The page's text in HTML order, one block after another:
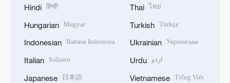
Hindi हिन्दी
Hungarian Magyar
Indonesian Bahasa Indonesia
Italian Italiano
Japanese 日本語
Thai ไทย
Turkish Türkçe
Ukrainian Українська
Urdu اردو
Vietnamese Tiếng Việt